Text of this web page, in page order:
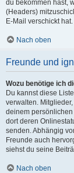
du bekommen hast,
(Headers)
E-Mail verschickt
Nach oben
Freunde und
Wozu benötige ich
Du kannst diese
verwalten.
deinem
dort deren
senden. Abhängig
Freunde auch
siehst du seine
Nach oben